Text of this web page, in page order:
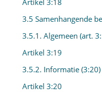
Artikel 3:18
3.5 Samenhangende
3.5.1. Algemeen (art.
Artikel 3:19
3.5.2. Informatie (3:20)
Artikel 3:20